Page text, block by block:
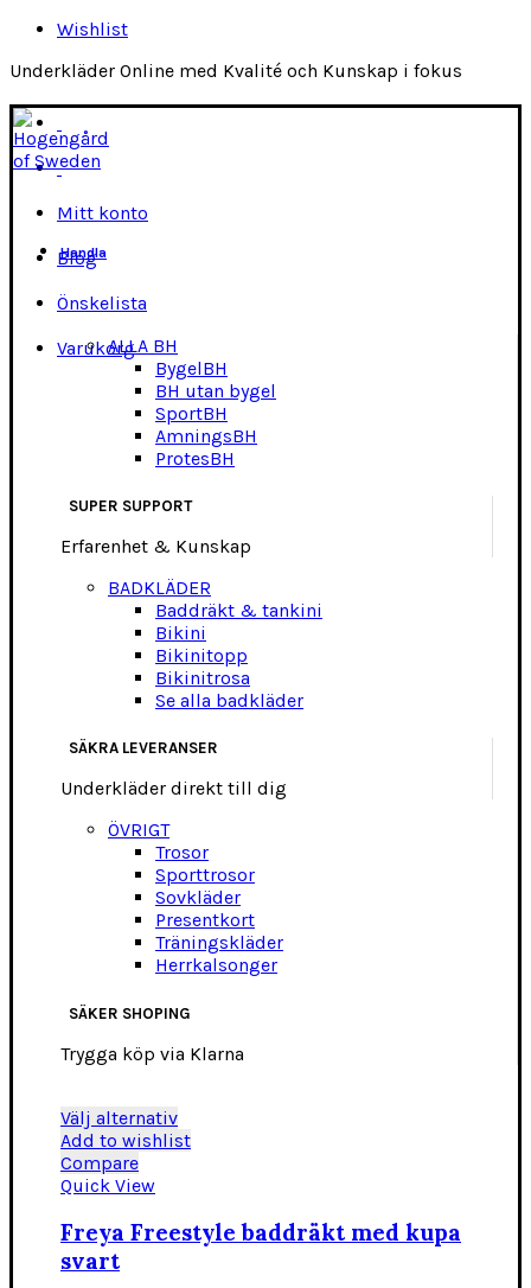
Wishlist
Underkläder Online med Kvalité och Kunskap i fokus
Mitt konto
Blog
Önskelista
Varukorg
Handla
ALLA BH
BygelBH
BH utan bygel
SportBH
AmningsBH
ProtesBH
SUPER SUPPORT
Erfarenhet & Kunskap
BADKLÄDER
Baddräkt & tankini
Bikini
Bikinitopp
Bikinitrosa
Se alla badkläder
SÄKRA LEVERANSER
Underkläder direkt till dig
ÖVRIGT
Trosor
Sporttrosor
Sovkläder
Presentkort
Träningskläder
Herrkalsonger
SÄKER SHOPING
Trygga köp via Klarna
Välj alternativDen
här
varianter.
Add to wishlist
Compare
Quick View
Freya Freestyle baddräkt med kupa
svart